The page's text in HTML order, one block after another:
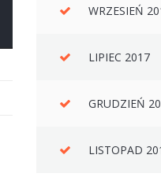
WRZESIEŃ
LIPIEC 2017
GRUDZIEŃ
LISTOPAD